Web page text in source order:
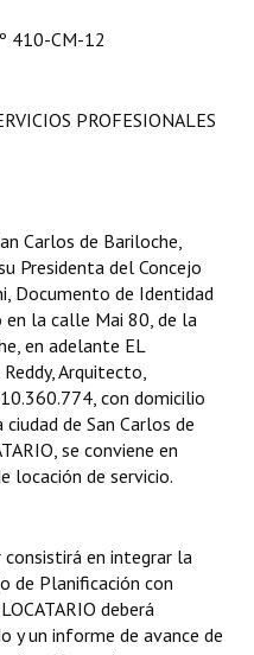
410-CM-12
PROFESIONALES
Carlos de Bariloche,
Presidenta del Concejo
Documento de Identidad
en la calle Mai 80, de la
en adelante EL
Reddy, Arquitecto,
con domicilio
de San Carlos de
se conviene en
locación de servicio.
en integrar la
de Planificación con
deberá
y un informe de avance de